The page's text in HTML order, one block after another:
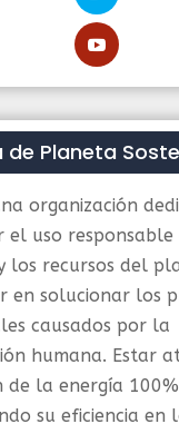
de Planeta
organización
el uso responsable
los recursos del
en solucionar los
causados por la
humana. Estar
de la energía
su eficiencia en